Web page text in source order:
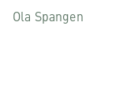
Ola Spangen